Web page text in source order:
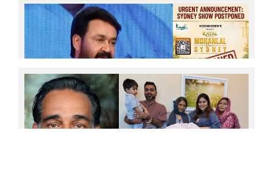
തിരിച്ചു വേണം; ഉല്ലാസ് പന്തളത്തിനും കുടുംബത്തിനും
ധനസഹായവുമായി നടന്‍ ബാല
'പ്രധാനപ്പെട്ട റോളിലായിരുന്നു ലാല്‍ സാറിന്റെ
ക്യാരക്ടര്‍; 'ആദ്യം സ്‌ക്രിപ്റ്റ് ഇഷ്ടമാകണം, എന്നിട്ടേ
സെക്കന്‍ഡറി ആര്‍ട്ടിസ്റ്റുകളെക്കുറിച്ച് ചിന്തിക്കുള്ളൂ'
എനിക്ക് ഇഷ്ടമായില്ല, ഞാന്‍ ആ പ്രൊജക്ടില്‍ നിന്ന്
പിന്മാറി'; വെളിപ്പെടുത്തി ജൂഡ് ആന്റണി ജോസഫ്
വിസ ലഭിച്ചില്ല: ഓസ്‌ട്രേലിയയില്‍ മോഹന്‍ലാല്‍ ഷോ
മാറ്റിവെച്ചു; സിംഗപ്പൂരില്‍ നിന്ന് താരം
ന്യൂസിലന്‍ഡിലേക്ക്; ആരാധകരോട് ഖേദം പ്രകടിപ്പിച്ച്